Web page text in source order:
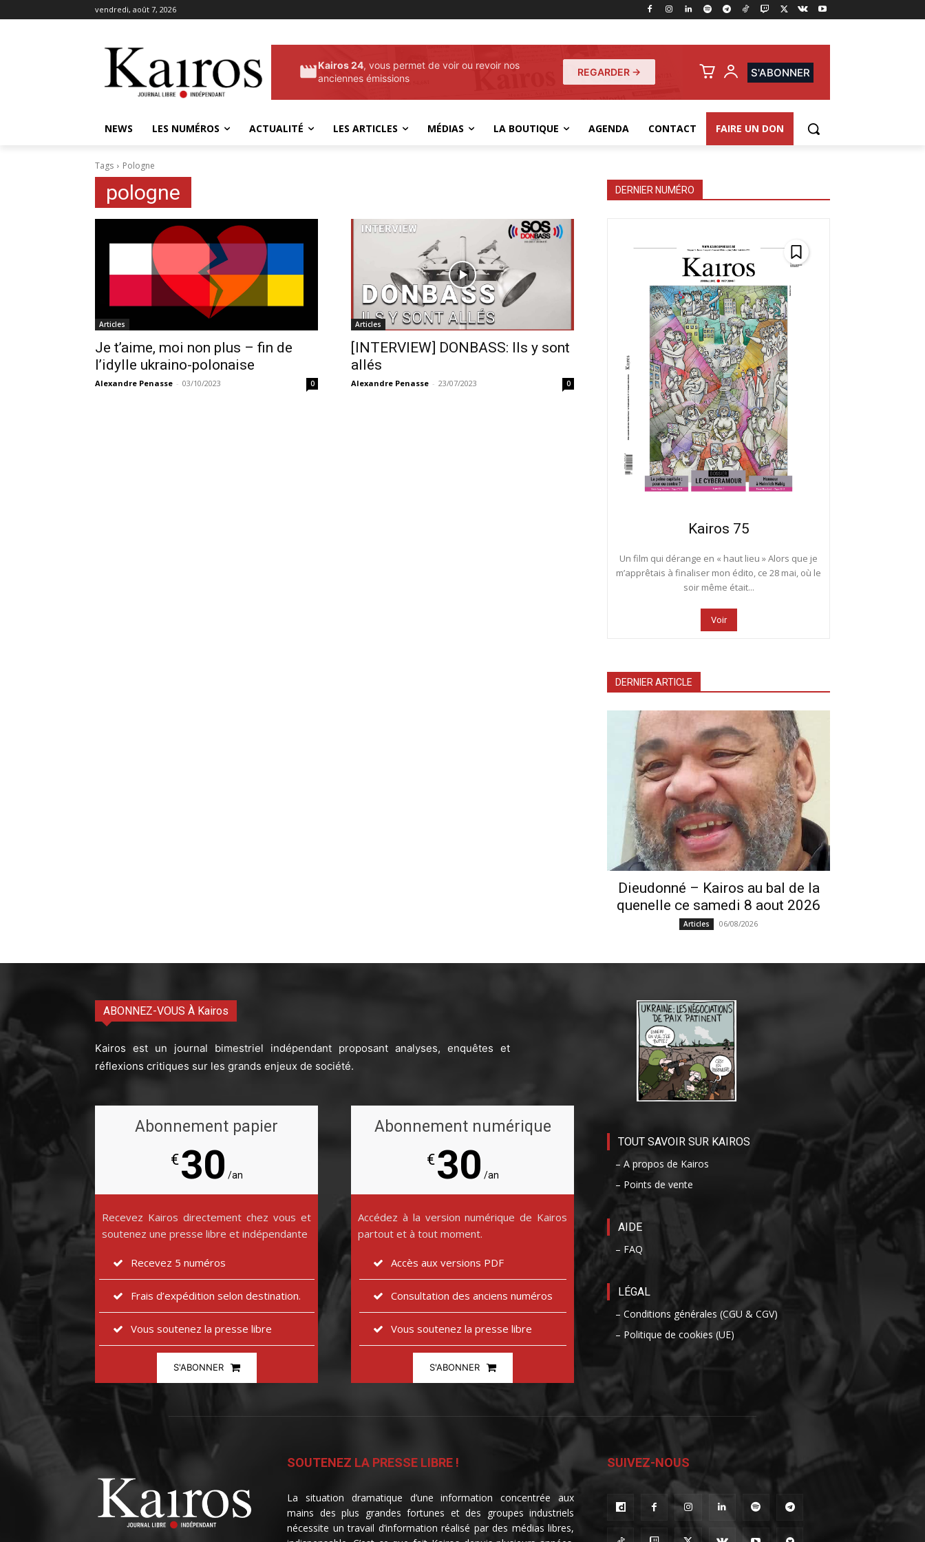
vendredi, août 7, 2026
Kairos 24, vous permet de voir ou revoir nos
anciennes émissions
REGARDER → S'ABONNER
NEWS LES NUMÉROS ACTUALITÉ LES ARTICLES MÉDIAS LA BOUTIQUE AGENDA CONTACT FAIRE UN DON
Tags Pologne
pologne
Articles
Je t’aime, moi non plus – fin de
l’idylle ukraino-polonaise
Alexandre Penasse - 03/10/2023 0
Articles
[INTERVIEW] DONBASS: Ils y sont
allés
Alexandre Penasse - 23/07/2023 0
DERNIER NUMÉRO
Kairos 75
Un film qui dérange en « haut lieu » Alors que je
m’apprêtais à finaliser mon édito, ce 28 mai, où le
soir même était...
Voir
DERNIER ARTICLE
Dieudonné – Kairos au bal de la
quenelle ce samedi 8 aout 2026
Articles 06/08/2026
ABONNEZ-VOUS À Kairos
Kairos est un journal bimestriel indépendant proposant analyses, enquêtes et
réflexions critiques sur les grands enjeux de société.
Abonnement papier
€30 /an
Recevez Kairos directement chez vous et
soutenez une presse libre et indépendante
Recevez 5 numéros
Frais d’expédition selon destination.
Vous soutenez la presse libre
S'ABONNER
Abonnement numérique
€30 /an
Accédez à la version numérique de Kairos
partout et à tout moment.
Accès aux versions PDF
Consultation des anciens numéros
Vous soutenez la presse libre
S'ABONNER
TOUT SAVOIR SUR KAIROS
– A propos de Kairos
– Points de vente
AIDE
– FAQ
LÉGAL
– Conditions générales (CGU & CGV)
– Politique de cookies (UE)
SOUTENEZ LA PRESSE LIBRE !
La situation dramatique d’une information concentrée aux
mains des plus grandes fortunes et des groupes industriels
nécessite un travail d’information réalisé par des médias libres,
SUIVEZ-NOUS